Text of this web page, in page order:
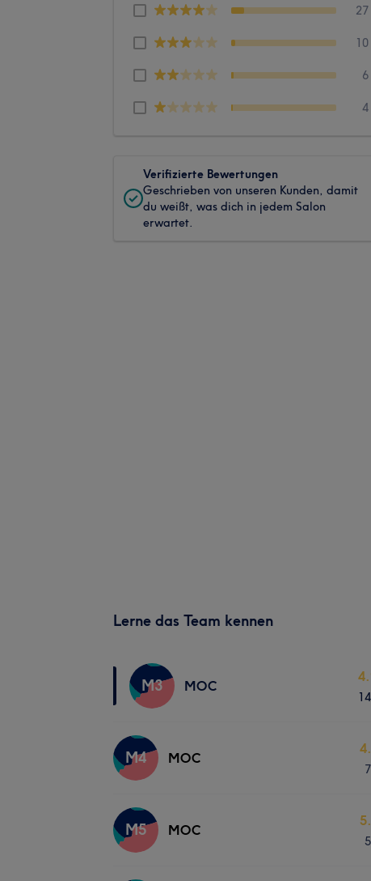
27
10
6
4
Verifizierte Bewertungen
Geschrieben von unseren Kunden, damit
du weißt, was dich in jedem Salon
erwartet.
Lerne das Team kennen
M3 MOC
M4 MOC
M5 MOC